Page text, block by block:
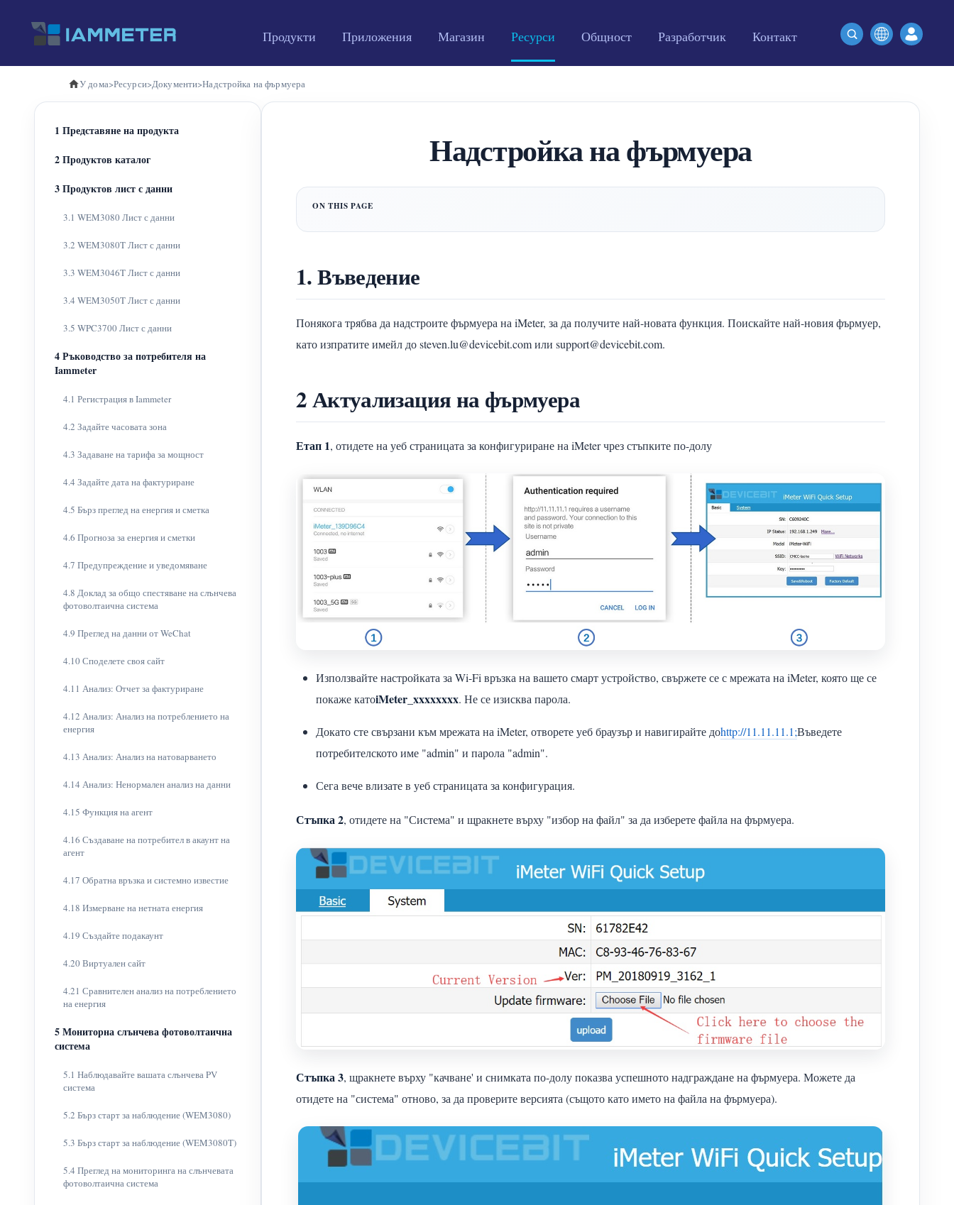
Продукти Приложения Магазин Ресурси Общност Разработчик Контакт
У дома>Ресурси>Документи>Надстройка на фърмуера
1 Представяне на продукта
2 Продуктов каталог
3 Продуктов лист с данни
3.1 WEM3080 Лист с данни
3.2 WEM3080T Лист с данни
3.3 WEM3046T Лист с данни
3.4 WEM3050T Лист с данни
3.5 WPC3700 Лист с данни
4 Ръководство за потребителя на
Iammeter
4.1 Регистрация в Iammeter
4.2 Задайте часовата зона
4.3 Задаване на тарифа за мощност
4.4 Задайте дата на фактуриране
4.5 Бърз преглед на енергия и сметка
4.6 Прогноза за енергия и сметки
4.7 Предупреждение и уведомяване
4.8 Доклад за общо спестяване на слънчева
фотоволтаична система
4.9 Преглед на данни от WeChat
4.10 Споделете своя сайт
4.11 Анализ: Отчет за фактуриране
4.12 Анализ: Анализ на потреблението на
енергия
4.13 Анализ: Анализ на натоварването
4.14 Анализ: Ненормален анализ на данни
4.15 Функция на агент
4.16 Създаване на потребител в акаунт на
агент
4.17 Обратна връзка и системно известие
4.18 Измерване на нетната енергия
4.19 Създайте подакаунт
4.20 Виртуален сайт
4.21 Сравнителен анализ на потреблението
на енергия
5 Мониторна слънчева фотоволтаична
система
5.1 Наблюдавайте вашата слънчева PV
система
5.2 Бърз старт за наблюдение (WEM3080)
5.3 Бърз старт за наблюдение (WEM3080T)
5.4 Преглед на мониторинга на слънчевата
фотоволтаична система
Надстройка на фърмуера
1. Въведение
Понякога трябва да надстроите фърмуера на iMeter, за да получите най-новата функция. Поискайте най-новия фърмуер,
като изпратите имейл до steven.lu@devicebit.com или support@devicebit.com.
2 Актуализация на фърмуера
Етап 1, отидете на уеб страницата за конфигуриране на iMeter чрез стъпките по-долу
Използвайте настройката за Wi-Fi връзка на вашето смарт устройство, свържете се с мрежата на iMeter, която ще се
покаже катоiMeter_xxxxxxxx. Не се изисква парола.
Докато сте свързани към мрежата на iMeter, отворете уеб браузър и навигирайте доhttp://11.11.11.1;Въведете
потребителското име "admin" и парола "admin".
Сега вече влизате в уеб страницата за конфигурация.
Стъпка 2, отидете на "Система" и щракнете върху "избор на файл" за да изберете файла на фърмуера.
Стъпка 3, щракнете върху "качване' и снимката по-долу показва успешното надграждане на фърмуера. Можете да
отидете на "система" отново, за да проверите версията (същото като името на файла на фърмуера).